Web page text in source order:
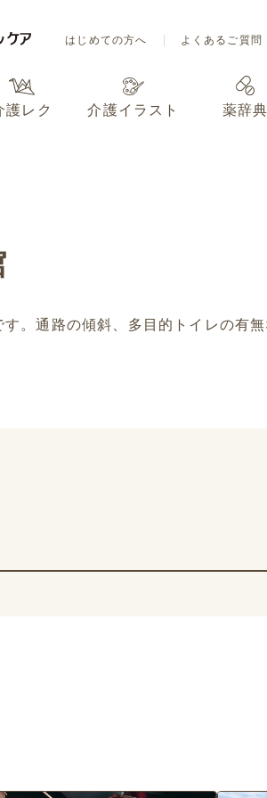
はじめての方へ よくあるご質問
護レク 介護イラスト 薬辞
護レク
。通路の傾斜、多目的トイレの有